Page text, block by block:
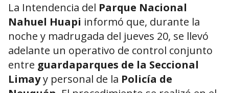
La Intendencia del Parque Nacional
Nahuel Huapi informó que, durante la
noche y madrugada del jueves 20, se llevó
adelante un operativo de control conjunto
entre guardaparques de la Seccional
Limayy personal de la Policía de